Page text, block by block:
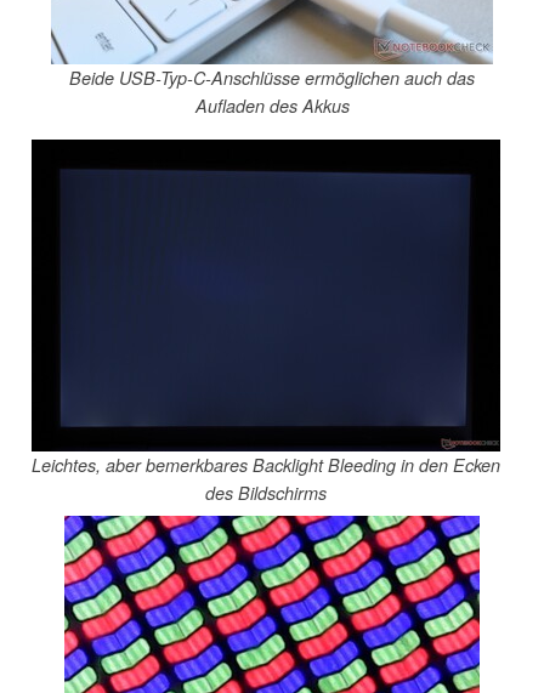
Beide USB-Typ-C-Anschlüsse ermöglichen auch das
Aufladen des Akkus
Leichtes, aber bemerkbares Backlight Bleeding in den Ecken
des Bildschirms